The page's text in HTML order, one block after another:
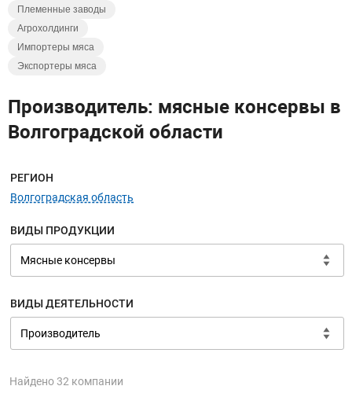
Племенные заводы
Агрохолдинги
Импортеры мяса
Экспортеры мяса
Производитель: мясные консервы в
Волгоградской области
Меню навигации
РЕГИОН
Волгоградская область
ВИДЫ ПРОДУКЦИИ
ВИДЫ ДЕЯТЕЛЬНОСТИ
Найдено 32 компании